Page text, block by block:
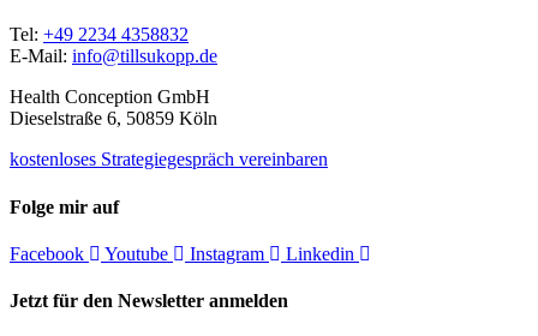
Tel: +49 2234 4358832
E-Mail: info@tillsukopp.de
Health Conception GmbH
Dieselstraße 6, 50859 Köln
kostenloses Strategiegespräch vereinbaren
Folge mir auf
Facebook Youtube Instagram Linkedin
Jetzt für den Newsletter anmelden